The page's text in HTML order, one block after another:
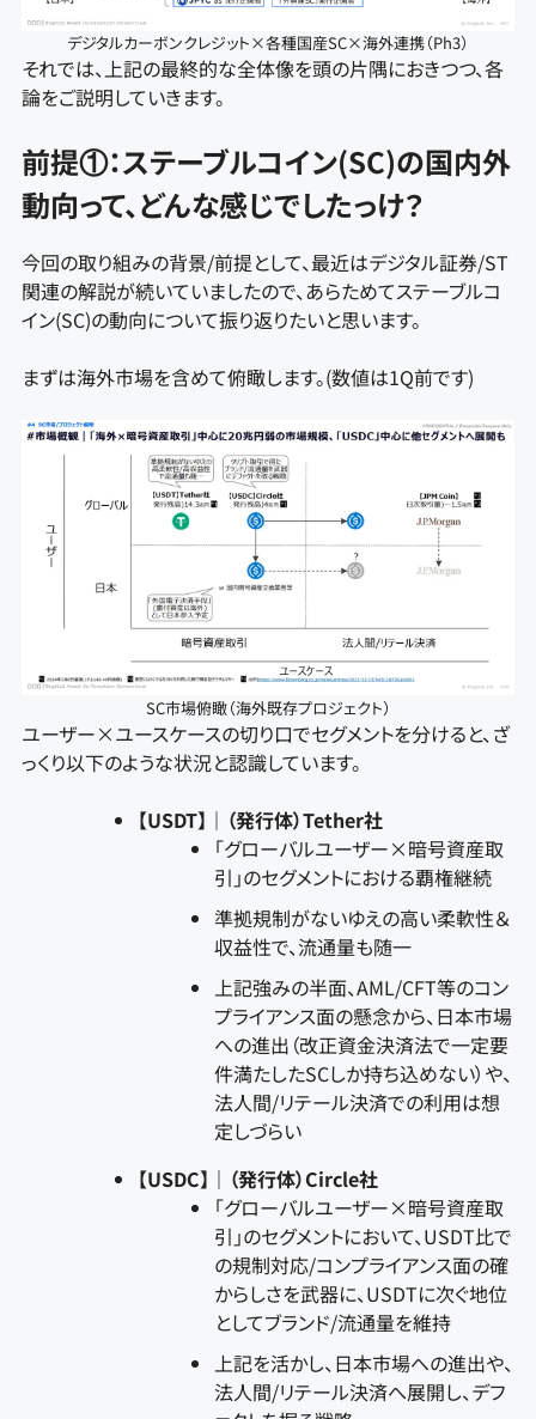
デジタルカーボンクレジット×各種国産SC×海外連携（Ph3）
それでは、上記の最終的な全体像を頭の片隅におきつつ、各
論をご説明していきます。
前提①：ステーブルコイン(SC)の国内外
動向って、どんな感じでしたっけ？
今回の取り組みの背景/前提として、最近はデジタル証券/ST
関連の解説が続いていましたので、あらためてステーブルコ
イン(SC)の動向について振り返りたいと思います。
まずは海外市場を含めて俯瞰します。(数値は1Q前です)
SC市場俯瞰（海外既存プロジェクト）
ユーザー×ユースケースの切り口でセグメントを分けると、ざ
っくり以下のような状況と認識しています。
【USDT】｜（発行体）Tether社
「グローバルユーザー×暗号資産取
引」のセグメントにおける覇権継続
準拠規制がないゆえの高い柔軟性＆
収益性で、流通量も随一
上記強みの半面、AML/CFT等のコン
プライアンス面の懸念から、日本市場
への進出（改正資金決済法で一定要
件満たしたSCしか持ち込めない）や、
法人間/リテール決済での利用は想
定しづらい
【USDC】｜（発行体）Circle社
「グローバルユーザー×暗号資産取
引」のセグメントにおいて、USDT比で
の規制対応/コンプライアンス面の確
からしさを武器に、USDTに次ぐ地位
としてブランド/流通量を維持
上記を活かし、日本市場への進出や、
法人間/リテール決済へ展開し、デフ